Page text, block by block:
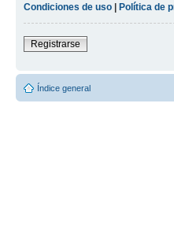
Condiciones de uso | Política de
Registrarse
Índice general